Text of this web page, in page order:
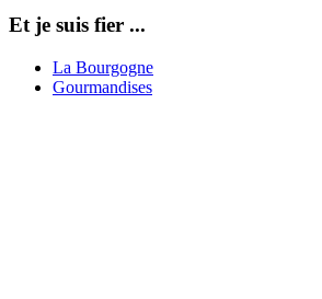
Et je suis fier ...
La Bourgogne
Gourmandises